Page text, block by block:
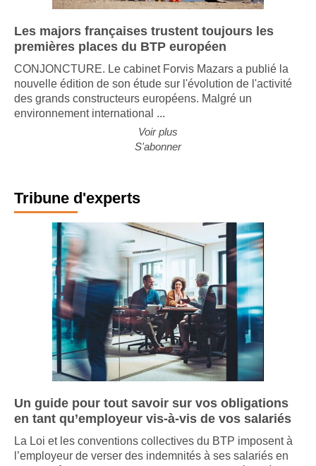
Les majors françaises trustent toujours les
premières places du BTP européen
CONJONCTURE. Le cabinet Forvis Mazars a publié la
nouvelle édition de son étude sur l'évolution de l'activité
des grands constructeurs européens. Malgré un
environnement international ...
Voir plus
S'abonner
Tribune d'experts
Un guide pour tout savoir sur vos obligations
en tant qu’employeur vis-à-vis de vos salariés
La Loi et les conventions collectives du BTP imposent à
l’employeur de verser des indemnités à ses salariés en